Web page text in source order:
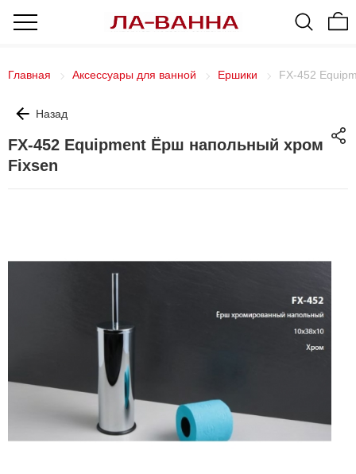
Главная Аксессуары для ванной Ершики FX-452
Назад
FX-452 Equipment Ёрш напольный хром
Fixsen